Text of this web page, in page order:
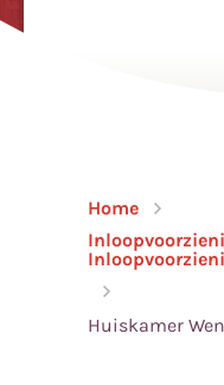
Home
Huiskamer